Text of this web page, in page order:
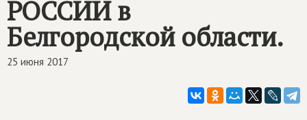
РОССИИ в
Белгородской области.
25 июня 2017